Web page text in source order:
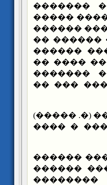
�����
���� ����
���� ��
�����
�����
����
�� ����
�����
��� �����
������
�����: ��
�����
��